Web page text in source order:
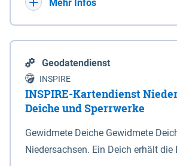
Mehr Infos
Geodatendienst
INSPIRE
INSPIRE-Kartendienst
Deiche und Sperrwerke
Gewidmete Deiche Gewidmete
Niedersachsen. Ein Deich erhält